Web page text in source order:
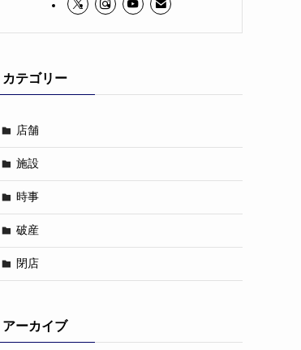
カテゴリー
店舗
施設
時事
破産
閉店
アーカイブ